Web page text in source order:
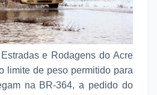
e Rodagens do Acre
limite de peso permitido para
na BR-364, a pedido do